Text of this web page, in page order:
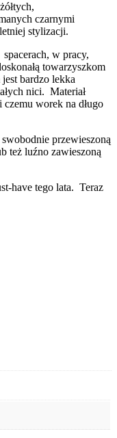
czarnymi
stylizacji.
w pracy,
towarzyszkom
bardzo lekka
nici. Materiał
czemu worek na długo
przewieszoną
też luźno zawieszoną
have tego lata. Teraz